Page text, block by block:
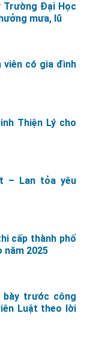
Trường Đại Học
mưa, lũ
viên có gia đình
Thiện Lý cho
– Lan tỏa yêu
cấp thành phố
năm 2025
trước công
Luật theo lời